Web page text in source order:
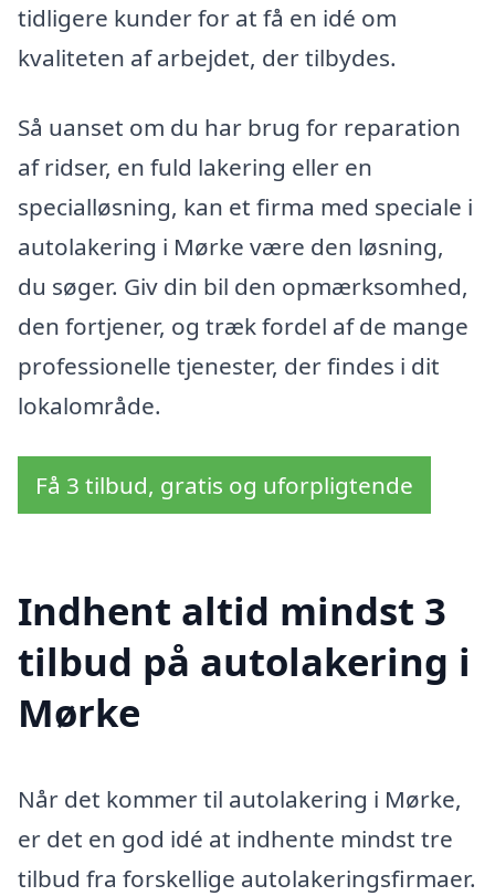
tidligere kunder for at få en idé om
kvaliteten af arbejdet, der tilbydes.
Så uanset om du har brug for reparation
af ridser, en fuld lakering eller en
specialløsning, kan et firma med speciale i
autolakering i Mørke være den løsning,
du søger. Giv din bil den opmærksomhed,
den fortjener, og træk fordel af de mange
professionelle tjenester, der findes i dit
lokalområde.
Få 3 tilbud, gratis og uforpligtende
Indhent altid mindst 3
tilbud på autolakering i
Mørke
Når det kommer til autolakering i Mørke,
er det en god idé at indhente mindst tre
tilbud fra forskellige autolakeringsfirmaer.